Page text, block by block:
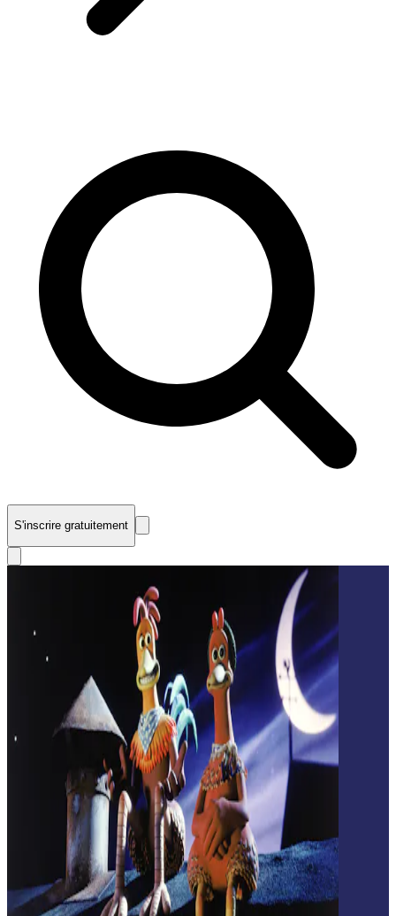
S'inscrire gratuitement